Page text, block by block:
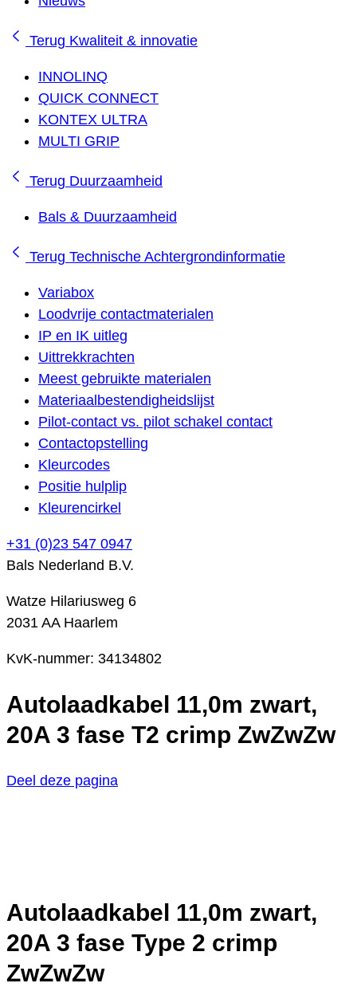
Terug Kwaliteit & innovatie
INNOLINQ
QUICK CONNECT
KONTEX ULTRA
MULTI GRIP
Terug Duurzaamheid
Bals & Duurzaamheid
Terug Technische Achtergrondinformatie
Variabox
Loodvrije contactmaterialen
IP en IK uitleg
Uittrekkrachten
Meest gebruikte materialen
Materiaalbestendigheidslijst
Pilot-contact vs. pilot schakel contact
Contactopstelling
Kleurcodes
Positie hulplip
Kleurencirkel
+31 (0)23 547 0947
Bals Nederland B.V.
Watze Hilariusweg 6
2031 AA Haarlem
KvK-nummer: 34134802
Autolaadkabel 11,0m zwart,
20A 3 fase T2 crimp ZwZwZw
Deel deze pagina
Autolaadkabel 11,0m zwart,
20A 3 fase Type 2 crimp
ZwZwZw